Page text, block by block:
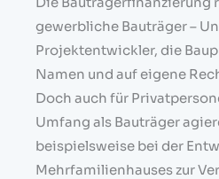
gewerbliche Bauträger –
Projektentwickler, die
Namen und auf eigene
Doch auch für
Umfang als Bauträger
beispielsweise bei der
Mehrfamilienhauses zur